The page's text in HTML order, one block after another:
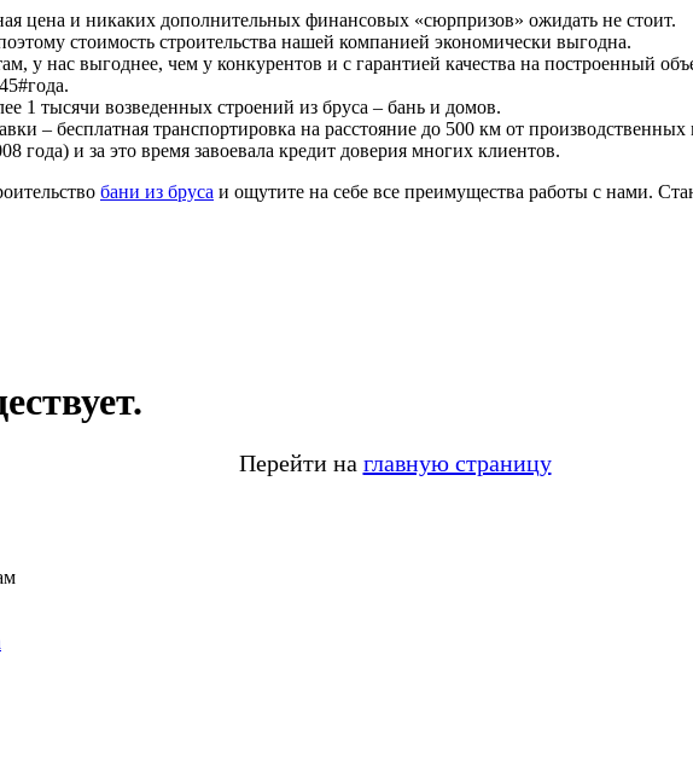
цена и никаких дополнительных финансовых «сюрпризов» ожидать не стоит.
стоимость строительства нашей компанией экономически выгодна.
у нас выгоднее, чем у конкурентов и с гарантией качества на построенный
1 тысячи возведенных строений из бруса – бань и домов.
– бесплатная транспортировка на расстояние до 500 км от
года) и за это время завоевала кредит доверия многих клиентов.
бани из бруса и ощутите на себе все преимущества работы с нами.
Перейти на главную страницу